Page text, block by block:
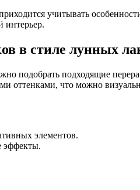
учитывать
интерьер.
в стиле лунных
подобрать подходящие
оттенками, что можно
элементов.
эффекты.